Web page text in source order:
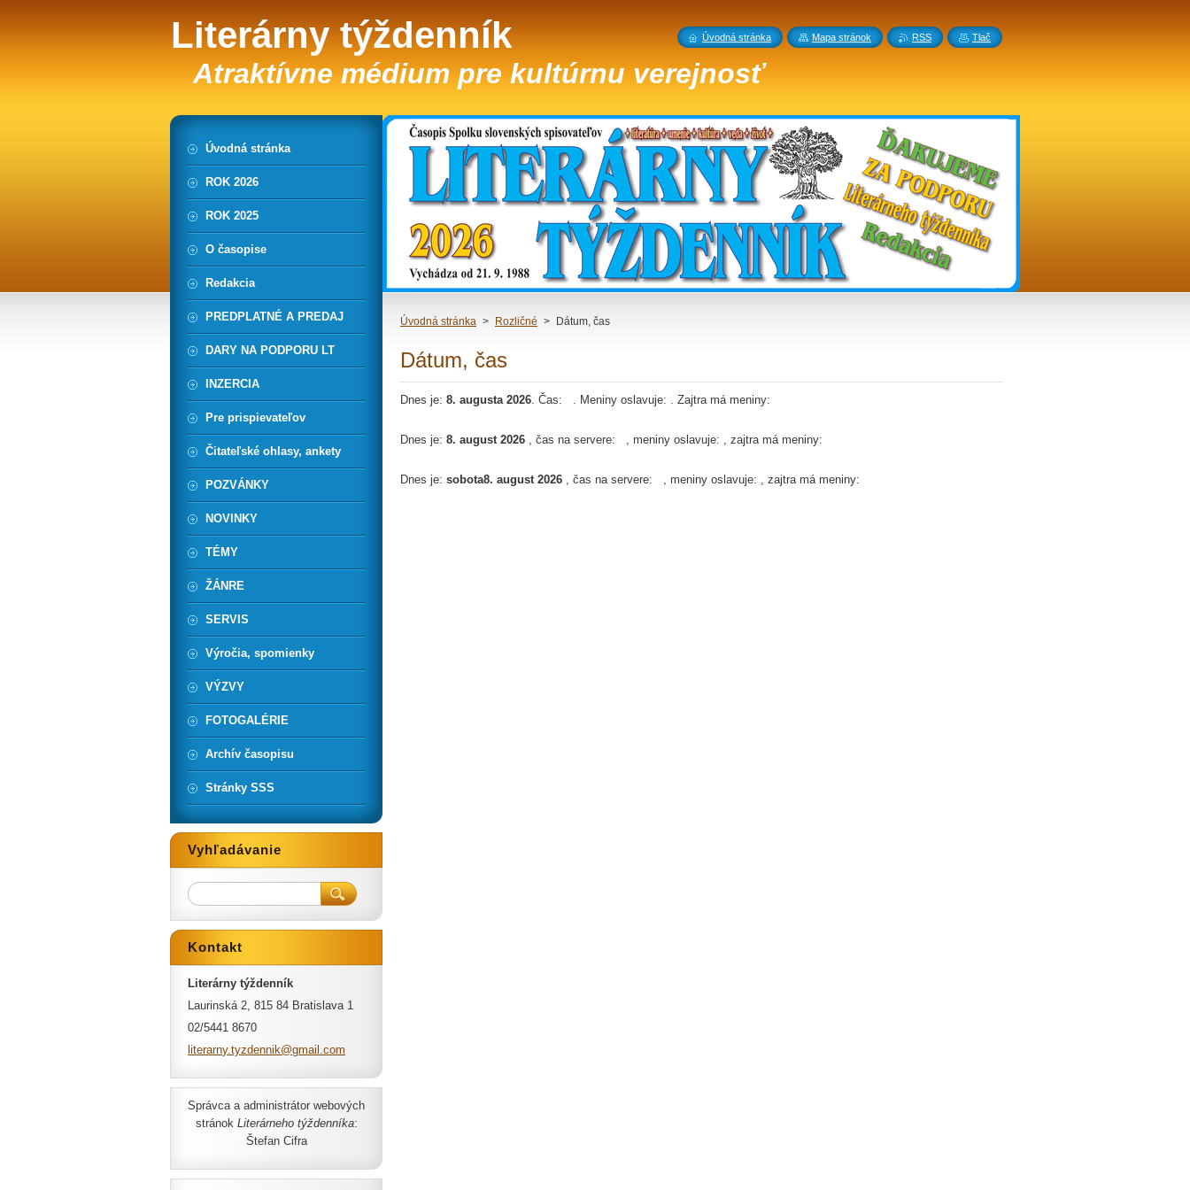
Literárny týždenník
Atraktívne médium pre kultúrnu verejnosť
Úvodná stránka > Rozličné > Dátum, čas
Dátum, čas
Dnes je: 8. augusta 2026. Čas: . Meniny oslavuje: . Zajtra má meniny:
Dnes je: 8. august 2026 , čas na servere: , meniny oslavuje: , zajtra má meniny:
Dnes je: sobota8. august 2026 , čas na servere: , meniny oslavuje: , zajtra má meniny:
Úvodná stránka
ROK 2026
ROK 2025
O časopise
Redakcia
PREDPLATNÉ A PREDAJ
DARY NA PODPORU LT
INZERCIA
Pre prispievateľov
Čitateľské ohlasy, ankety
POZVÁNKY
NOVINKY
TÉMY
ŽÁNRE
SERVIS
Výročia, spomienky
VÝZVY
FOTOGALÉRIE
Archív časopisu
Stránky SSS
Vyhľadávanie
Kontakt
Literárny týždenník
Laurinská 2, 815 84 Bratislava 1
02/5441 8670
literarny.tyzdennik@gmai l.com
Správca a administrátor webových
stránok Literárneho týždenníka:
Štefan Cifra
Úvodná stránka Mapa stránok RSS Tlač